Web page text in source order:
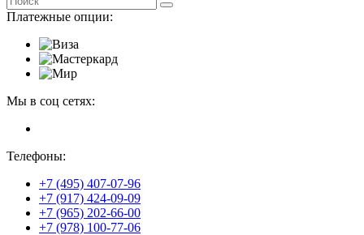
Платежные опции:
Мы в соц сетях:
Телефоны:
+7 (495) 407-07-96
+7 (917) 424-09-09
+7 (965) 202-66-00
+7 (978) 100-77-06